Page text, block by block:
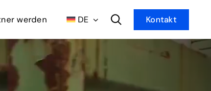
werden Kontakt
DE